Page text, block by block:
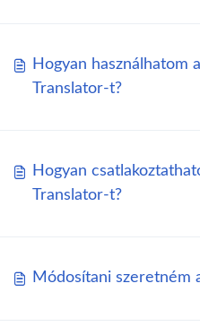
Hogyan használhatom
Translator-t?
Hogyan
Translator-t?
Módosítani szeretném